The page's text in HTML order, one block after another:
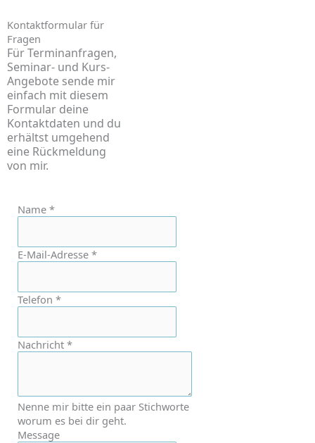
Kontaktformular für
Fragen
Für Terminanfragen,
Seminar- und Kurs-
Angebote sende mir
einfach mit diesem
Formular deine
Kontaktdaten und du
erhältst umgehend
eine Rückmeldung
von mir.
Name *
E-Mail-Adresse *
Telefon *
Nachricht *
Nenne mir bitte ein paar Stichworte
worum es bei dir geht.
Message